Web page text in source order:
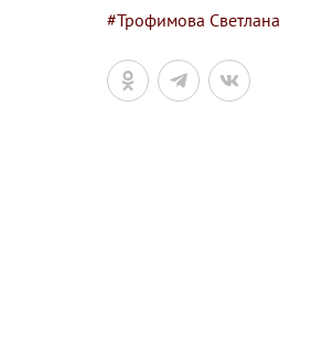
#Трофимова Светлана